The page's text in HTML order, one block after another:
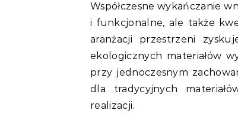
Współczesne wykańczanie
i funkcjonalne, ale także
aranżacji przestrzeni
ekologicznych materiałów
przy jednoczesnym
dla tradycyjnych
realizacji.